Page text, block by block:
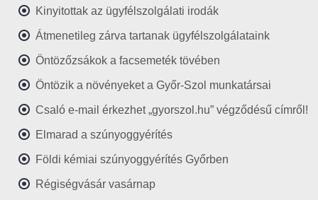
Kinyitottak az ügyfélszolgálati irodák
Átmenetileg zárva tartanak ügyfélszolgálataink
Öntözőzsákok a facsemeték tövében
Öntözik a növényeket a Győr-Szol munkatársai
Csaló e-mail érkezhet „gyorszol.hu” végződésű címről!
Elmarad a szúnyoggyérítés
Földi kémiai szúnyoggyérítés Győrben
Régiségvásár vasárnap